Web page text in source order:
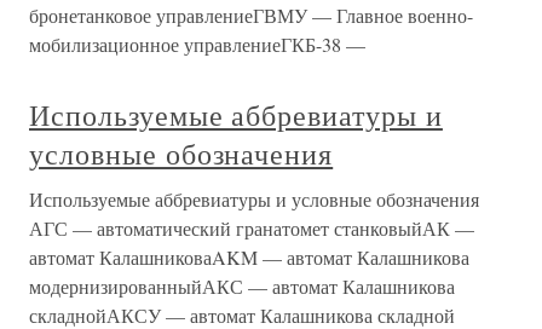
бронетанковое управлениеГВМУ — Главное военно-
мобилизационное управлениеГКБ-38 —
Используемые аббревиатуры и
условные обозначения
Используемые аббревиатуры и условные обозначения
АГС — автоматический гранатомет станковыйАК —
автомат КалашниковаAKM — автомат Калашникова
модернизированныйАКС — автомат Калашникова
складнойАКСУ — автомат Калашникова складной